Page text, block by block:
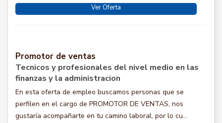
Ver Oferta
Promotor de ventas
Tecnicos y profesionales del nivel medio en las
finanzas y la administracion
En esta oferta de empleo buscamos personas que se
perfilen en el cargo de PROMOTOR DE VENTAS, nos
gustaría acompañarte en tu camino laboral, por lo cu...